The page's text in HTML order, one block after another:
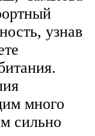
узнав
много
сильно